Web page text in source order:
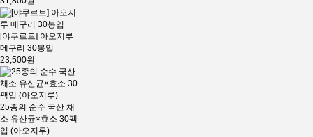
[야쿠르트] 아오지루
메구리 30봉입
23,500원
25종의 순수 국산 채
소 유산균×효소 30팩
입 (아오지루)